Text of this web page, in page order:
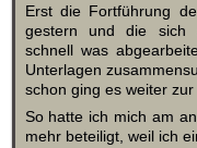
Erst die Fortführung
gestern und die sich
schnell was
Unterlagen
schon ging es weiter zur
So hatte ich mich am
mehr beteiligt, weil ich